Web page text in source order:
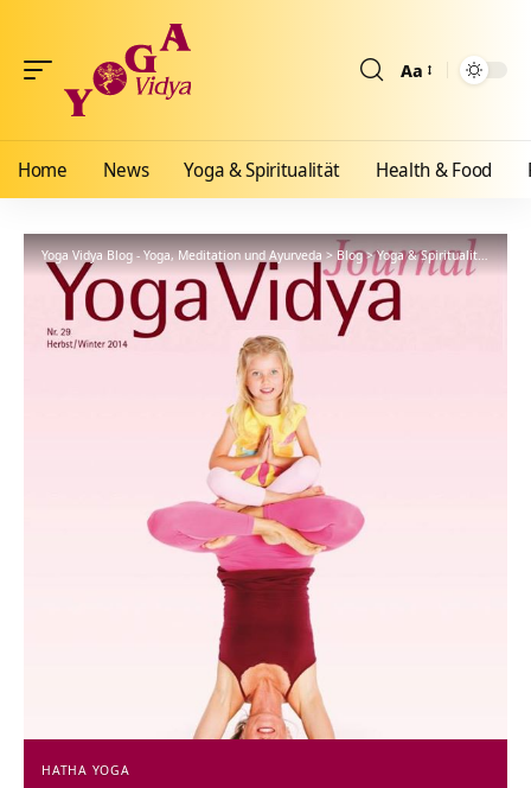
Aa
Home News Yoga & Spiritualität Health & Food
Yoga Vidya Blog - Yoga, Meditation und Ayurveda>Blog>Yoga & Spiritualität >
HATHA YOGA